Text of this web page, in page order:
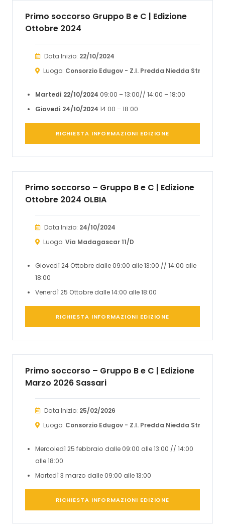
Primo soccorso Gruppo B e C | Edizione
Ottobre 2024
Data Inizio: 22/10/2024
Luogo: Consorzio Edugov - Z.I. Predda Niedda Str. 32, n°
Martedì 22/10/2024 09:00 – 13:00// 14:00 – 18:00
Giovedì 24/10/2024 14:00 – 18:00
RICHIESTA INFORMAZIONI EDIZIONE
Primo soccorso – Gruppo B e C | Edizione
Ottobre 2024 OLBIA
Data Inizio: 24/10/2024
Luogo: Via Madagascar 11/D
Giovedì 24 Ottobre dalle 09:00 alle 13:00 // 14:00 alle
18:00
Venerdì 25 Ottobre dalle 14:00 alle 18:00
RICHIESTA INFORMAZIONI EDIZIONE
Primo soccorso – Gruppo B e C | Edizione
Marzo 2026 Sassari
Data Inizio: 25/02/2026
Luogo: Consorzio Edugov - Z.I. Predda Niedda Str. 32, n°
Mercoledì 25 febbraio dalle 09:00 alle 13:00 // 14:00
alle 18:00
Martedì 3 marzo dalle 09:00 alle 13:00
RICHIESTA INFORMAZIONI EDIZIONE